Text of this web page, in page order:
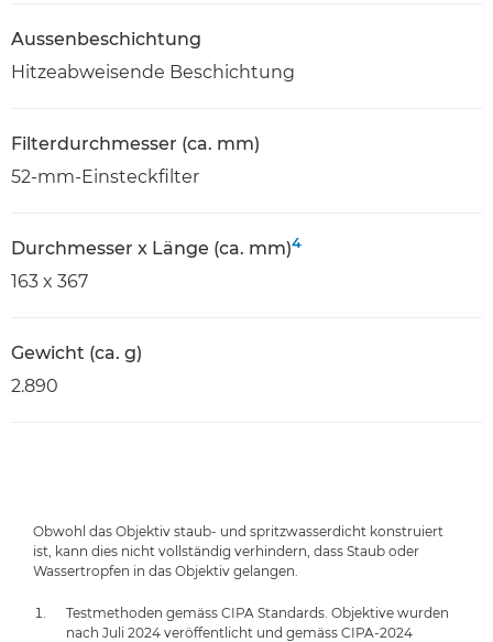
Aussenbeschichtung
Hitzeabweisende Beschichtung
Filterdurchmesser (ca. mm)
52-mm-Einsteckfilter
Durchmesser x Länge (ca. mm)4
163 x 367
Gewicht (ca. g)
2.890
Obwohl das Objektiv staub- und spritzwasserdicht konstruiert
ist, kann dies nicht vollständig verhindern, dass Staub oder
Wassertropfen in das Objektiv gelangen.
Testmethoden gemäss CIPA Standards. Objektive wurden
nach Juli 2024 veröffentlicht und gemäss CIPA-2024